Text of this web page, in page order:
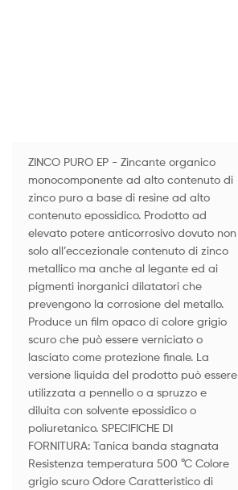
ZINCO PURO EP - Zincante organico
monocomponente ad alto contenuto di
zinco puro a base di resine ad alto
contenuto epossidico. Prodotto ad
elevato potere anticorrosivo dovuto non
solo all’eccezionale contenuto di zinco
metallico ma anche al legante ed ai
pigmenti inorganici dilatatori che
prevengono la corrosione del metallo.
Produce un film opaco di colore grigio
scuro che può essere verniciato o
lasciato come protezione finale. La
versione liquida del prodotto può essere
utilizzata a pennello o a spruzzo e
diluita con solvente epossidico o
poliuretanico. SPECIFICHE DI
FORNITURA: Tanica banda stagnata
Resistenza temperatura 500 °C Colore
grigio scuro Odore Caratteristico di